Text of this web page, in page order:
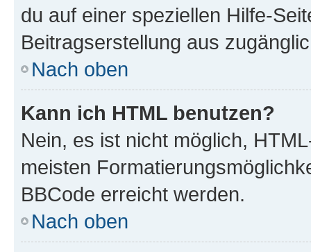
du auf einer speziellen Hilfe-
Beitragserstellung aus
Nach oben
Kann ich HTML benutzen?
Nein, es ist nicht möglich,
meisten
BBCode erreicht werden.
Nach oben